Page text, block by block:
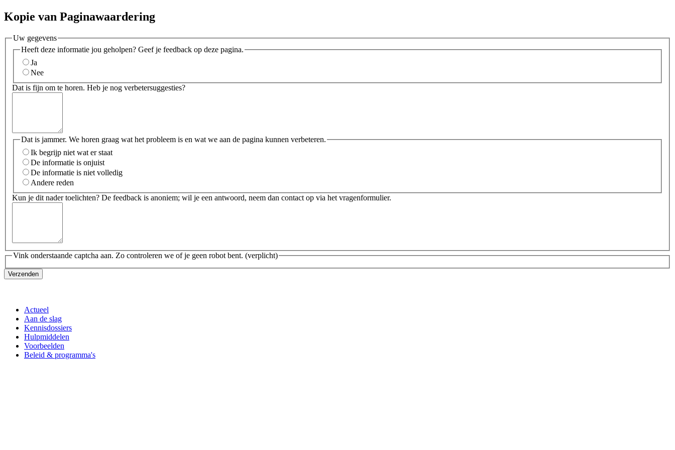
Kopie van Paginawaardering
Uw gegevens
Heeft deze informatie jou geholpen? Geef je feedback op deze pagina.
Ja
Nee
Dat is fijn om te horen. Heb je nog verbetersuggesties?
Dat is jammer. We horen graag wat het probleem is en wat we aan de pagina kunnen verbeteren.
Ik begrijp niet wat er staat
De informatie is onjuist
De informatie is niet volledig
Andere reden
Kun je dit nader toelichten? De feedback is anoniem; wil je een antwoord, neem dan contact op via het vragenformulier.
Vink onderstaande captcha aan. Zo controleren we of je geen robot bent. (verplicht)
Verzenden
Actueel
Aan de slag
Kennisdossiers
Hulpmiddelen
Voorbeelden
Beleid & programma's